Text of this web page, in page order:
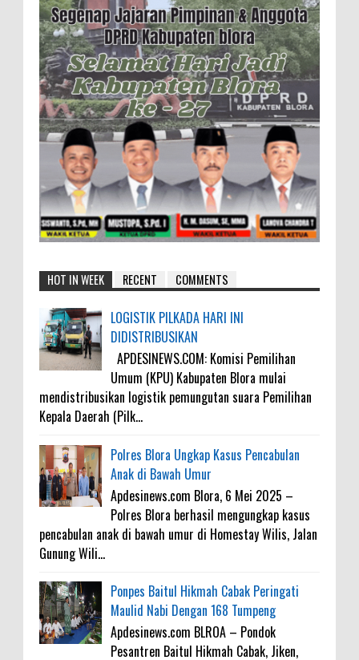
HOT IN WEEK RECENT COMMENTS
LOGISTIK PILKADA HARI INI
DIDISTRIBUSIKAN
APDESINEWS.COM: Komisi Pemilihan
Umum (KPU) Kabupaten Blora mulai
mendistribusikan logistik pemungutan suara Pemilihan
Kepala Daerah (Pilk...
Polres Blora Ungkap Kasus Pencabulan
Anak di Bawah Umur
Apdesinews.com Blora, 6 Mei 2025 –
Polres Blora berhasil mengungkap kasus
pencabulan anak di bawah umur di Homestay Wilis, Jalan
Gunung Wili...
Ponpes Baitul Hikmah Cabak Peringati
Maulid Nabi Dengan 168 Tumpeng
Apdesinews.com BLROA – Pondok
Pesantren Baitul Hikmah Cabak, Jiken,